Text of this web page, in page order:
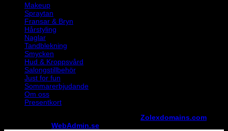
Makeup
Spraytan
Fransar & Bryn
Hårstyling
Naglar
Tandblekning
Smycken
Hud & Kroppsvård
Salongstillbehör
Just for fun
Sommarerbjudande
Om oss
Presentkort
Zolexdomains.com
WebAdmin.se